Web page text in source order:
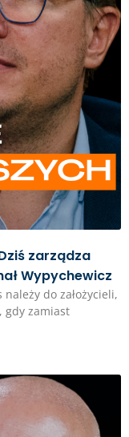
zarządza
Wypychewicz
do założycieli,
gdy zamiast